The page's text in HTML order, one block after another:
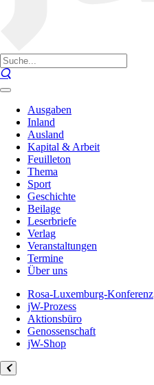
Ausgaben
Inland
Ausland
Kapital & Arbeit
Feuilleton
Thema
Sport
Geschichte
Beilage
Leserbriefe
Verlag
Veranstaltungen
Termine
Über uns
Rosa-Luxemburg-Konferenz
jW-Prozess
Aktionsbüro
Genossenschaft
jW-Shop